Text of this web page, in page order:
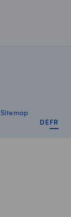
Sitemap
DE FR